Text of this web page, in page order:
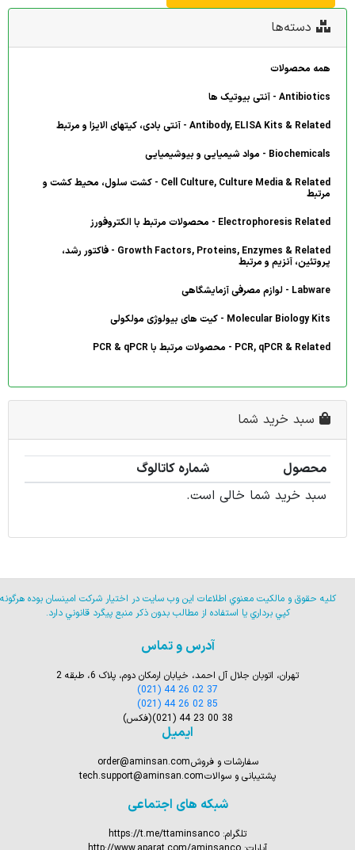
دسته‌ها
همه محصولات
Antibiotics - آنتی بیوتیک ها
Antibody, ELISA Kits & Related - آنتی بادی، کیتهای الایزا و مرتبط
Biochemicals - مواد شیمیایی و بیوشیمیایی
Cell Culture, Culture Media & Related - کشت سلول، محیط کشت و
مرتبط
Electrophoresis Related - محصولات مرتبط با الکتروفورز
Growth Factors, Proteins, Enzymes & Related - فاکتور رشد،
پروتئین، آنزیم و مرتبط
Labware - لوازم مصرفی آزمایشگاهی
Molecular Biology Kits - کیت های بیولوژی مولکولی
PCR, qPCR & Related - محصولات مرتبط با PCR & qPCR
سبد خرید شما
محصول
شماره کاتالوگ
سبد خرید شما خالی است.
كليه حقوق و مالكيت معنوي اطلاعات اين وب سايت در اختيار شركت امينسان بوده هرگونه
كپي برداري يا استفاده از مطالب بدون ذكر منبع پيگرد قانوني دارد.
آدرس و تماس
تهران، اتوبان جلال آل احمد، خیابان ارمکان دوم، پلاک 6، طبقه 2
(021) 44 26 02 37
(021) 44 26 02 85
(021) 44 23 00 38(فکس)
ایمیل
سفارشات و فروشorder@aminsan.com
پشتیبانی و سوالاتtech.support@aminsan.com
شبکه های اجتماعی
تلگرام:https://t.me/ttaminsanco